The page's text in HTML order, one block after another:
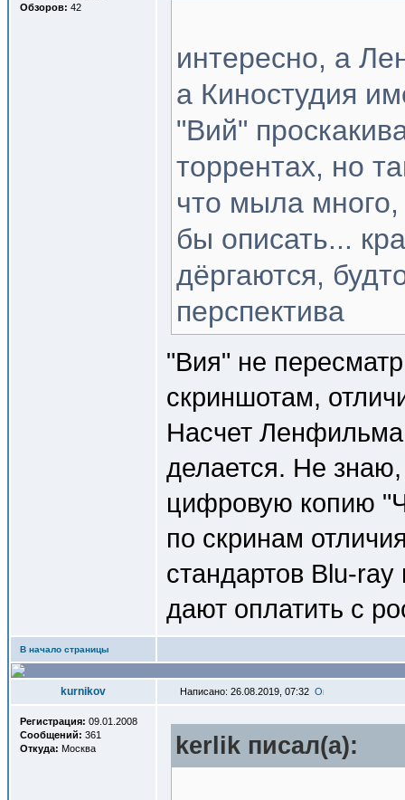
Обзоров: 42
интересно, а
а Киностудия
"Вий"
торрентах, но
что мыла
бы описать...
дёргаются,
перспектива
"Вия" не
скриншотам,
Насчет Ленфильма
делается. Не
цифровую копию
по скринам
стандартов Blu-ray
дают оплатить с
В начало страницы
kurnikov Написано: 26.08.2019, 07:32
Регистрация: 09.01.2008
Сообщений: 361
Откуда: Москва kerlik писал(a):